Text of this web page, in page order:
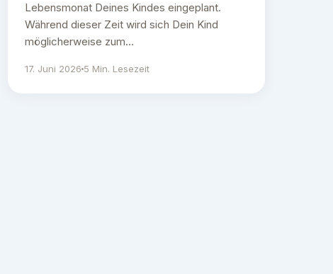
Lebensmonat Deines Kindes eingeplant.
Während dieser Zeit wird sich Dein Kind
möglicherweise zum…
17. Juni 2026 5 Min. Lesezeit